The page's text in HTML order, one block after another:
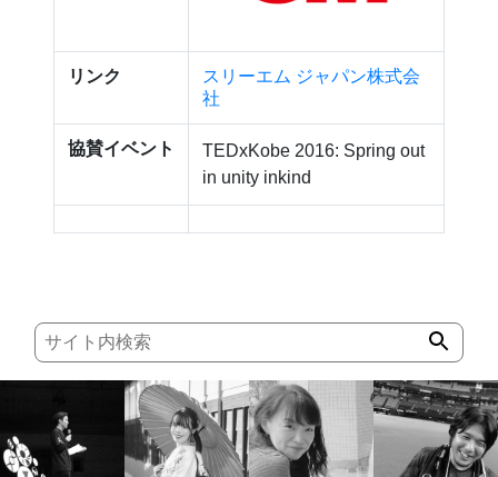
リンク
スリーエム ジャパン株式会
社
協賛イベント
TEDxKobe 2016: Spring out
in unity inkind